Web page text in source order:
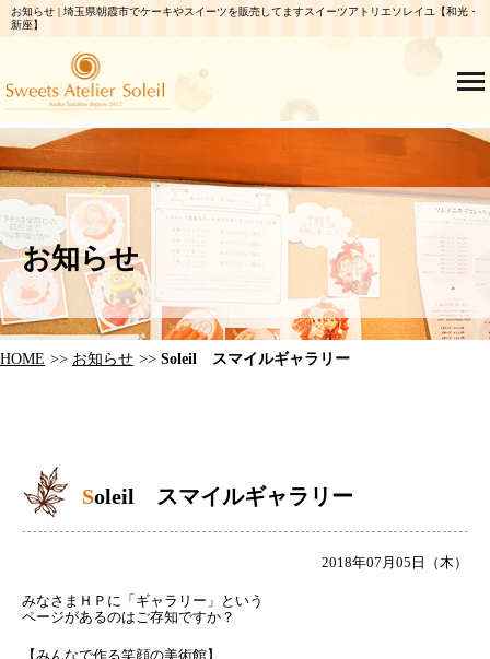
お知らせ | 埼玉県朝霞市でケーキやスイーツを販売してますスイーツアトリエソレイユ【和光・
新座】
お知らせ
HOME お知らせ Soleil スマイルギャラリー
Soleil スマイルギャラリー
2018年07月05日（木）
みなさまＨＰに「ギャラリー」という
ページがあるのはご存知ですか？
【みんなで作る笑顔の美術館】